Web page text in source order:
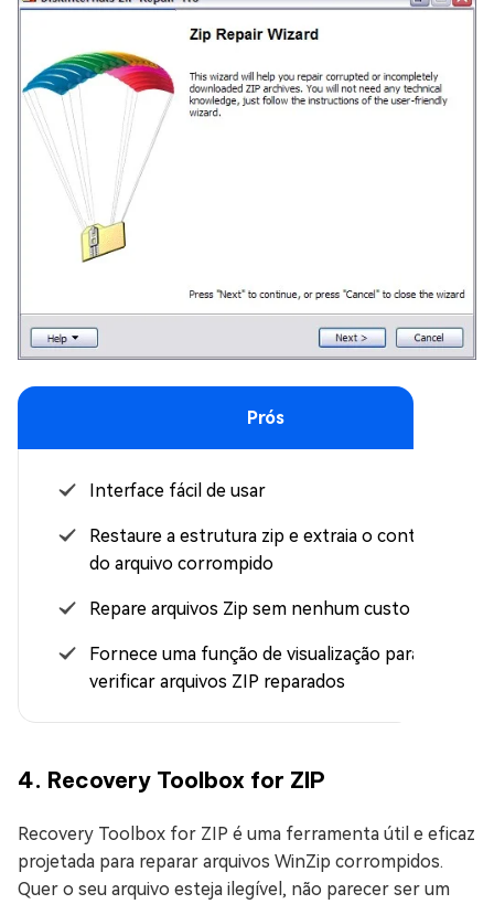
Prós
Interface fácil de usar
Restaure a estrutura zip e extraia o conteúdo
do arquivo corrompido
Repare arquivos Zip sem nenhum custo
Fornece uma função de visualização para
verificar arquivos ZIP reparados
4. Recovery Toolbox for ZIP
Recovery Toolbox for ZIP é uma ferramenta útil e eficaz
projetada para reparar arquivos WinZip corrompidos.
Quer o seu arquivo esteja ilegível, não parecer ser um